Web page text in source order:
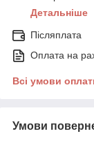
Детальніше
Післяплата
Оплата на
Всі умови
Умови